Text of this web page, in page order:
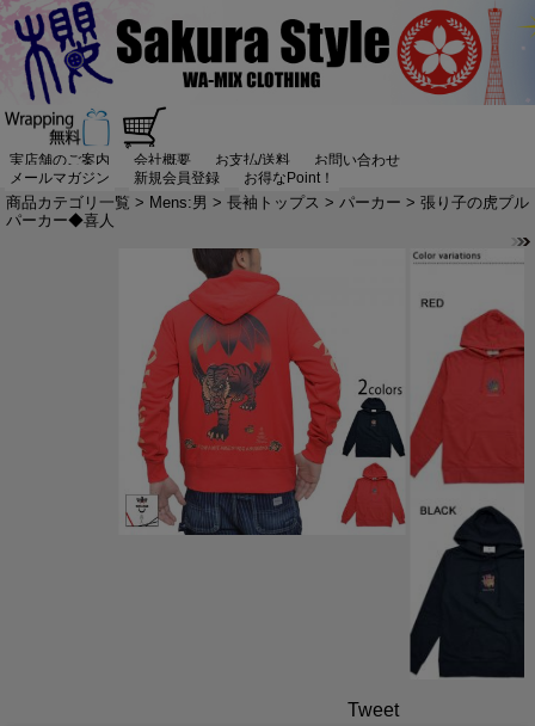
実店舗のご案内 会社概要 お支払/送料
お問い合わせ
メールマガジン
新規会員登録 お得なPoint！
商品カテゴリ一覧 > Mens:男 > 長袖トップス > パーカー > 張り子の虎プル
パーカー◆喜人
Tweet